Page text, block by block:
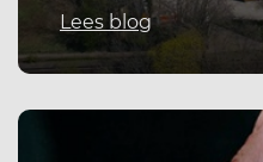
Lees blog